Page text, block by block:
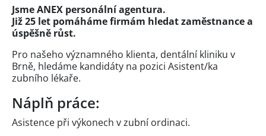
Jsme ANEX personální agentura.
Již 25 let pomáháme firmám hledat zaměstnance a
úspěšně růst.
Pro našeho významného klienta, dentální kliniku v
Brně, hledáme kandidáty na pozici Asistent/ka
zubního lékaře.
Náplň práce:
Asistence při výkonech v zubní ordinaci.